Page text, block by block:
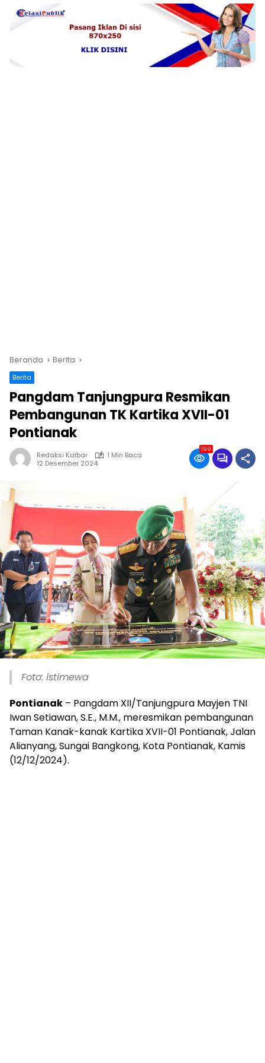
Beranda Berita
Berita
Pangdam Tanjungpura Resmikan
Pembangunan TK Kartika XVII-01
Pontianak
Redaksi Kalbar
1 Min Baca
12 Desember 2024
199
Foto: istimewa
Pontianak – Pangdam XII/Tanjungpura Mayjen TNI
Iwan Setiawan, S.E., M.M., meresmikan pembangunan
Taman Kanak-kanak Kartika XVII-01 Pontianak, Jalan
Alianyang, Sungai Bangkong, Kota Pontianak, Kamis
(12/12/2024).